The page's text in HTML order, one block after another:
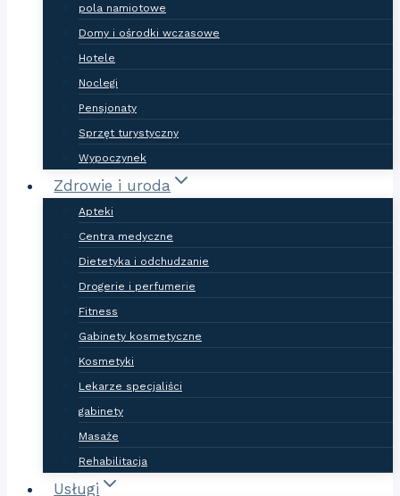
pola namiotowe
Domy i ośrodki wczasowe
Hotele
Noclegi
Pensjonaty
Sprzęt turystyczny
Wypoczynek
Zdrowie i uroda
Apteki
Centra medyczne
Dietetyka i odchudzanie
Drogerie i perfumerie
Fitness
Gabinety kosmetyczne
Kosmetyki
Lekarze specjaliści
gabinety
Masaże
Rehabilitacja
Usługi